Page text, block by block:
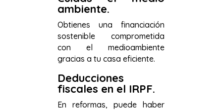
ambiente.
Obtienes una financiación
sostenible comprometida
con el medioambiente
gracias a tu casa eficiente.
Deducciones
fiscales en el IRPF.
En reformas, puede haber